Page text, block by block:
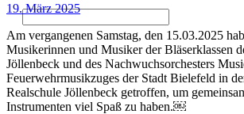
19. März 2025
Am vergangenen Samstag, den 15.03.2025
Musikerinnen und Musiker der Bläserklassen
Jöllenbeck und des Nachwuchsorchesters
Feuerwehrmusikzuges der Stadt Bielefeld in
Realschule Jöllenbeck getroffen, um
Instrumenten viel Spaß zu haben.￼